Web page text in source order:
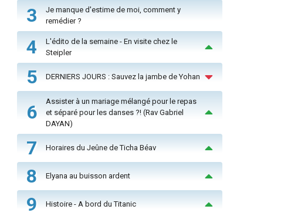
3
Je manque d'estime de moi, comment y
remédier ?
4
L'édito de la semaine - En visite chez le
Steipler
5 DERNIERS JOURS : Sauvez la jambe de Yohan
6
Assister à un mariage mélangé pour le repas
et séparé pour les danses ?! (Rav Gabriel
DAYAN)
7 Horaires du Jeûne de Ticha Béav
8 Elyana au buisson ardent
9 Histoire - A bord du Titanic